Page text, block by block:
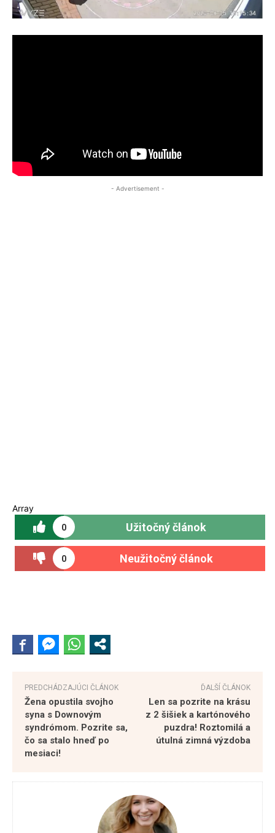
- Advertisement -
Array
0 Užitočný článok
0 Neužitočný článok
PREDCHÁDZAJÚCI ČLÁNOK
Žena opustila svojho
syna s Downovým
syndrómom. Pozrite sa,
čo sa stalo hneď po
mesiaci!
ĎALŠÍ ČLÁNOK
Len sa pozrite na krásu
z 2 šišiek a kartónového
puzdra! Roztomilá a
útulná zimná výzdoba